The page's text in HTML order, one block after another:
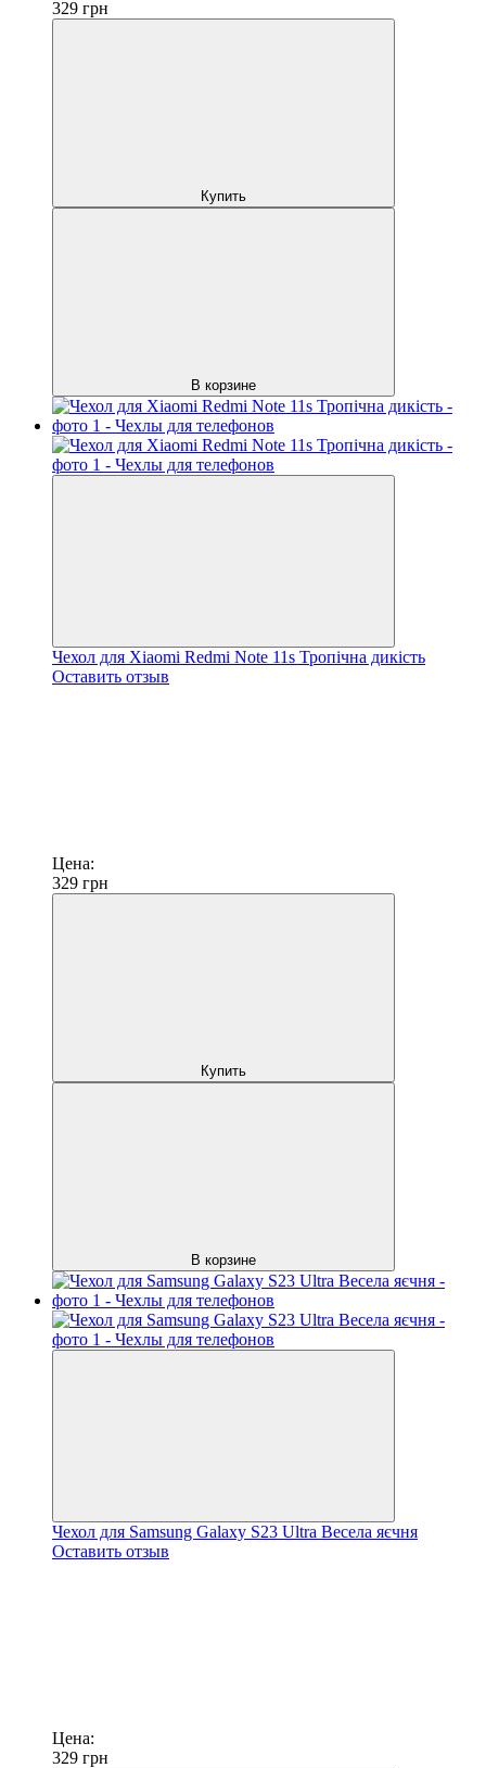
329 грн
Купить
В корзине
Чехол для Xiaomi Redmi Note 11s Тропічна дикість
Оставить отзыв
Цена:
329 грн
Купить
В корзине
Чехол для Samsung Galaxy S23 Ultra Весела яєчня
Оставить отзыв
Цена:
329 грн